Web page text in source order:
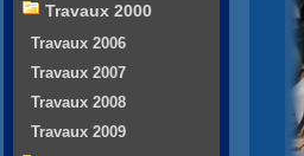
Travaux 2000
Travaux 2006
Travaux 2007
Travaux 2008
Travaux 2009